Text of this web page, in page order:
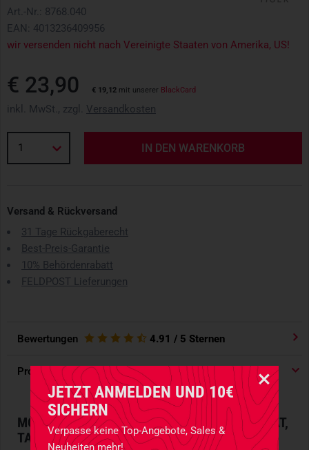
JETZT ANMELDEN UND 10€
SICHERN
Verpasse keine Top-Angebote, Sales &
Neuheiten mehr!
Art.-Nr.: 8768.040
EAN: 4013236409956
wir versenden nicht nach Vereinigte Staaten von Amerika, US!
€ 23,90 € 19,12 mit unserer BlackCard
inkl. MwSt., zzgl. Versandkosten
1 IN DEN WARENKORB
Versand & Rückversand
31 Tage Rückgaberecht
Best-Preis-Garantie
10% Behördenrabatt
FELDPOST Lieferungen
Bewertungen 4.91 / 5 Sternen
Produktdetails
MODULARES GÜRTELHOLSTER FÜR FUNKGERÄT,
TASCHENLAMPE UND ZUBEHÖR